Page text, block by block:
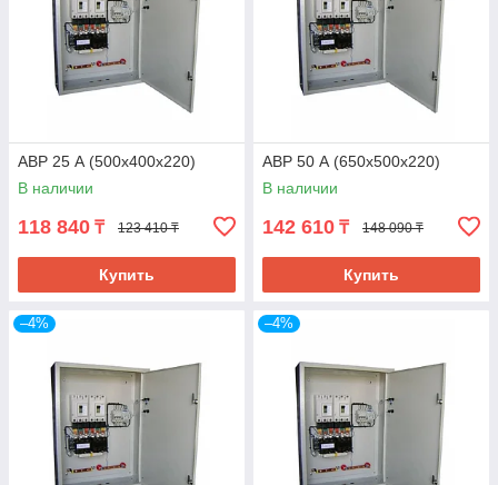
АВР 25 А (500х400х220)
В наличии
118 840 ₸ 123 410 ₸
Купить
АВР 50 А (650х500х220)
В наличии
142 610 ₸ 148 090 ₸
Купить
–4% –4%